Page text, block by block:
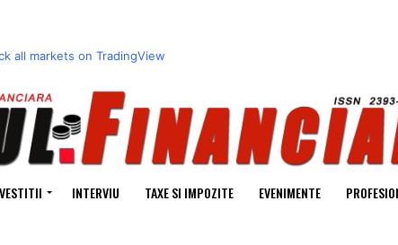
all markets on TradingView
INTERVIU TAXE SI IMPOZITE EVENIMENTE